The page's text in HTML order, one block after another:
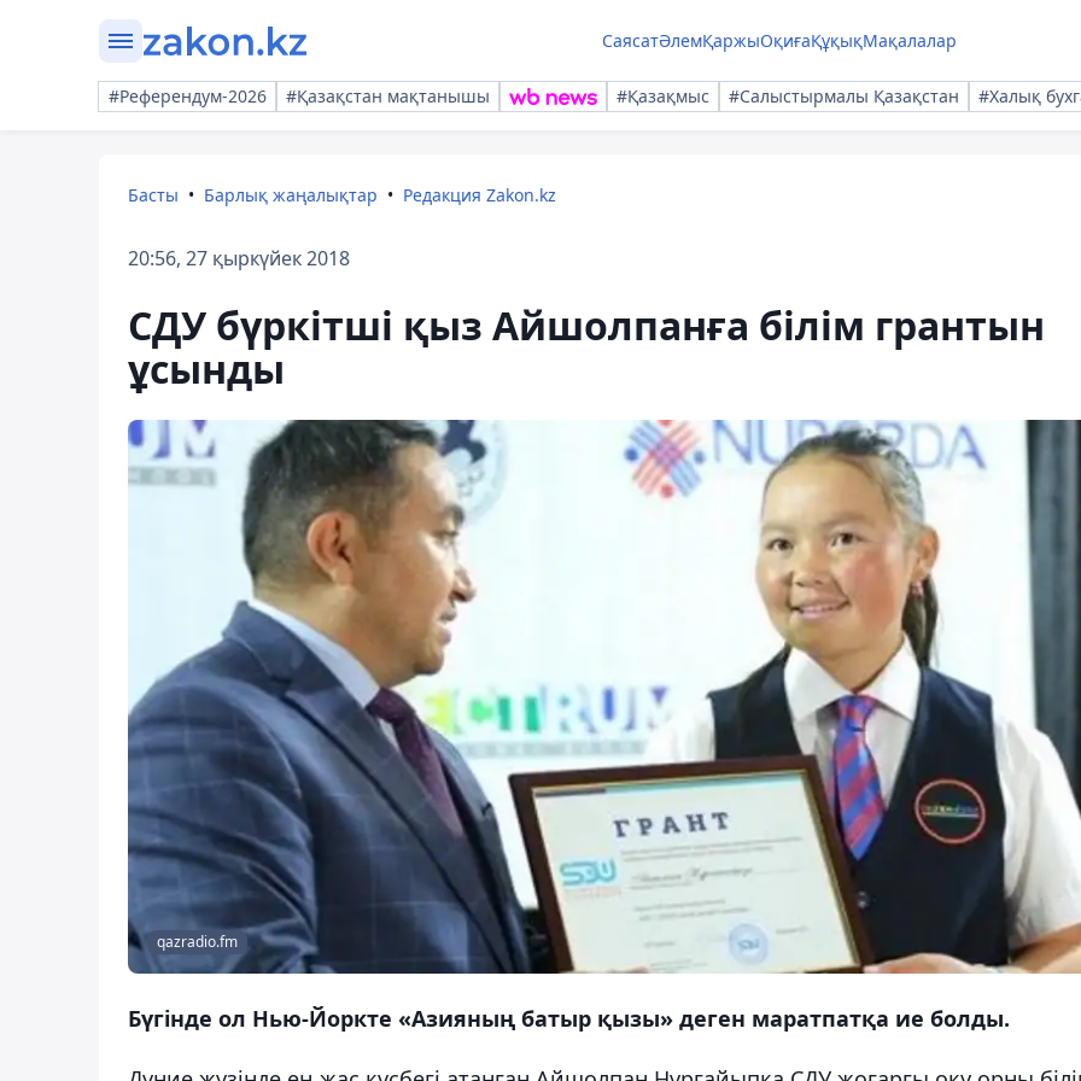
СаясатӘлемҚаржыОқиғаҚұқықМақалалар
#Референдум-2026 #Қазақстан мақтанышы #Қазақмыс #Салыстырмалы Қазақстан #Халық
Басты Барлық жаңалықтар Редакция Zakon.kz
20:56, 27 қыркүйек 2018
СДУ бүркітші қыз Айшолпанға білім грантын
ұсынды
qazradio.fm
Бүгінде ол Нью-Йоркте «Азияның батыр қызы» деген маратпатқа ие болды.